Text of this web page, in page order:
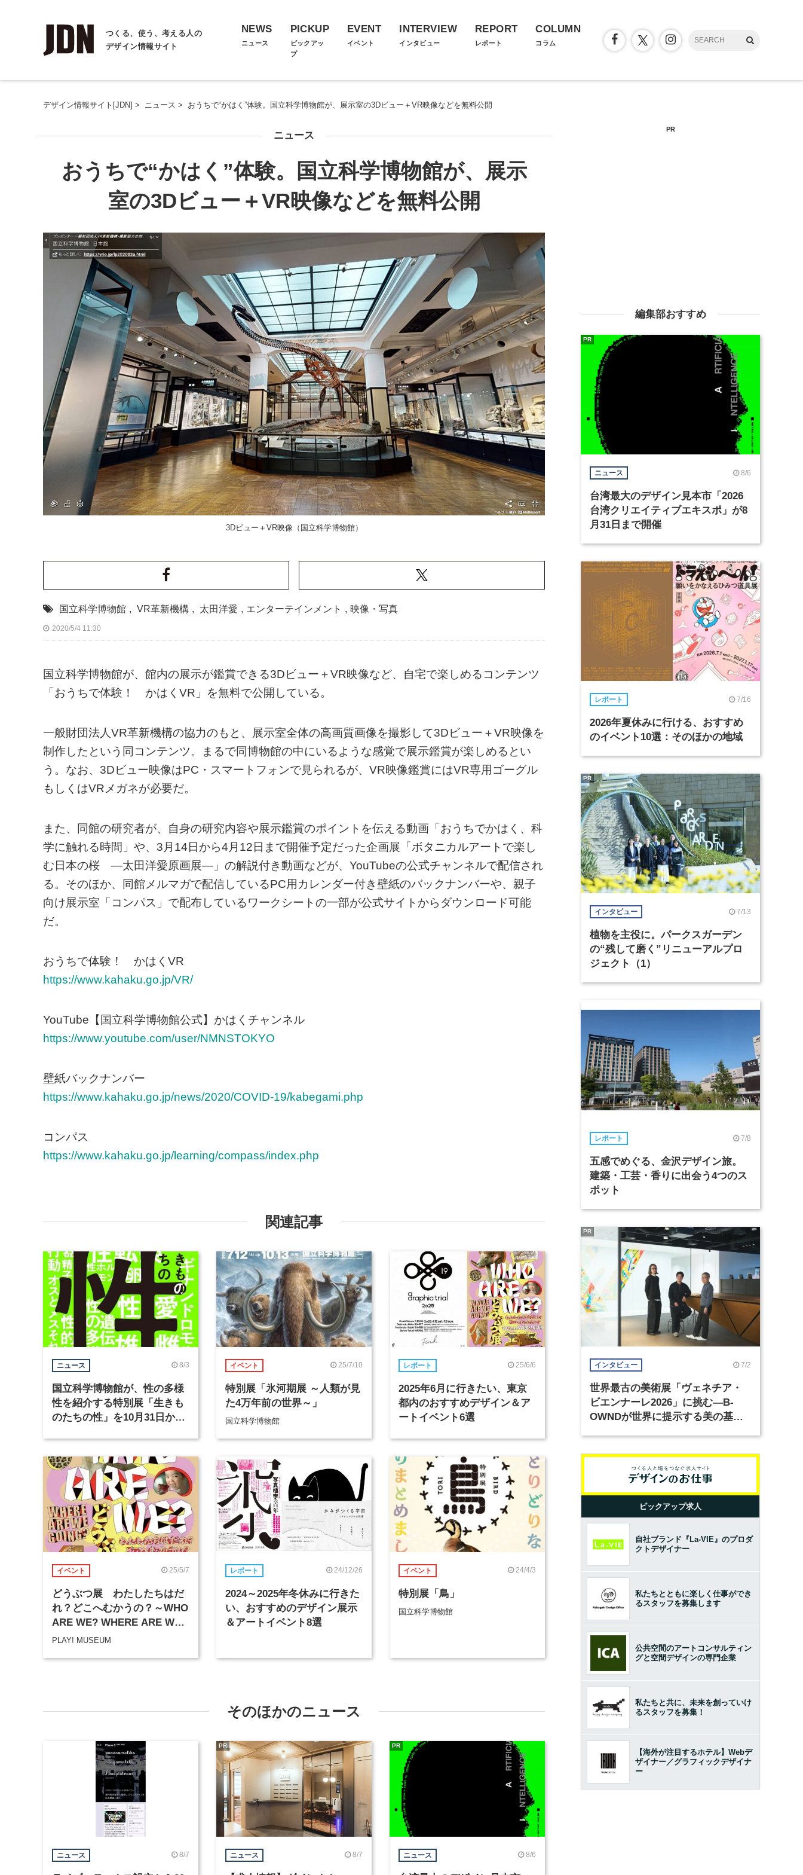
つくる、使う、考える人の
デザイン情報サイト
NEWS
ニュース
PICKUP
ピックアッ
プ
EVENT
イベント
INTERVIEW
インタビュー
REPORT
レポート
COLUMN
コラム
デザイン情報サイト[JDN] > ニュース > おうちで“かはく”体験。国立科学博物館が、展示室の3Dビュー＋VR映像などを無料公開
ニュース
おうちで“かはく”体験。国立科学博物館が、展示
室の3Dビュー＋VR映像などを無料公開
3Dビュー＋VR映像（国立科学博物館）
国立科学博物館 , VR革新機構 , 太田洋愛 , エンターテインメント , 映像・写真
2020/5/4 11:30
国立科学博物館が、館内の展示が鑑賞できる3Dビュー＋VR映像など、自宅で楽しめるコンテンツ
「おうちで体験！ かはくVR」を無料で公開している。
一般財団法人VR革新機構の協力のもと、展示室全体の高画質画像を撮影して3Dビュー＋VR映像を
制作したという同コンテンツ。まるで同博物館の中にいるような感覚で展示鑑賞が楽しめるとい
う。なお、3Dビュー映像はPC・スマートフォンで見られるが、VR映像鑑賞にはVR専用ゴーグル
もしくはVRメガネが必要だ。
また、同館の研究者が、自身の研究内容や展示鑑賞のポイントを伝える動画「おうちでかはく、科
学に触れる時間」や、3月14日から4月12日まで開催予定だった企画展「ボタニカルアートで楽し
む日本の桜 —太田洋愛原画展—」の解説付き動画などが、YouTubeの公式チャンネルで配信され
る。そのほか、同館メルマガで配信しているPC用カレンダー付き壁紙のバックナンバーや、親子
向け展示室「コンパス」で配布しているワークシートの一部が公式サイトからダウンロード可能
だ。
おうちで体験！ かはくVR
https://www.kahaku.go.jp/VR/
YouTube【国立科学博物館公式】かはくチャンネル
https://www.youtube.com/user/NMNSTOKYO
壁紙バックナンバー
https://www.kahaku.go.jp/news/2020/COVID-19/kabegami.php
コンパス
https://www.kahaku.go.jp/learning/compass/index.php
関連記事
ニュース 8/3
国立科学博物館が、性の多様
性を紹介する特別展「生きも
のたちの性」を10月31日から
イベント 25/7/10
特別展「氷河期展 ～人類が見
た4万年前の世界～」
国立科学博物館
レポート 25/6/6
2025年6月に行きたい、東京
都内のおすすめデザイン＆ア
ートイベント6選
イベント 25/5/7
どうぶつ展 わたしたちはだ
れ？どこへむかうの？～WHO
ARE WE? WHERE ARE WE
GOING?
PLAY! MUSEUM
レポート 24/12/26
2024～2025年冬休みに行きた
い、おすすめのデザイン展示
＆アートイベント8選
イベント 24/4/3
特別展「鳥」
国立科学博物館
そのほかのニュース
ニュース 8/7 ニュース 8/7
PR
ニュース 8/6
PR
PR
編集部おすすめ
ニュース 8/6
台湾最大のデザイン見本市「2026
台湾クリエイティブエキスポ」が8
月31日まで開催
PR
レポート 7/16
2026年夏休みに行ける、おすすめ
のイベント10選：そのほかの地域
インタビュー 7/13
植物を主役に。パークスガーデン
の“残して磨く”リニューアルプロ
ジェクト（1）
PR
レポート 7/8
五感でめぐる、金沢デザイン旅。
建築・工芸・香りに出会う4つのス
ポット
インタビュー 7/2
世界最古の美術展「ヴェネチア・
ビエンナーレ2026」に挑む―B-
OWNDが世界に提示する美の基準
PR
ピックアップ求人
自社ブランド『La-VIE』のプロダ
クトデザイナー
私たちとともに楽しく仕事ができ
るスタッフを募集します
公共空間のアートコンサルティン
グと空間デザインの専門企業
私たちと共に、未来を創っていけ
るスタッフを募集！
【海外が注目するホテル】Webデ
ザイナー／グラフィックデザイナ
ー